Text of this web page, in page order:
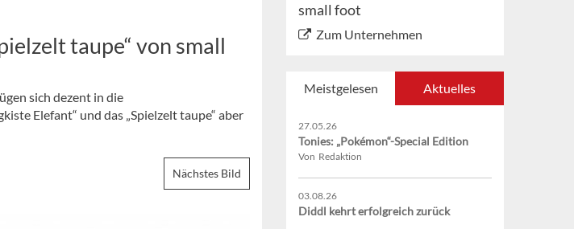
taupe“ von small
sich dezent in die
Elefant“ und das „Spielzelt taupe“ aber
Nächstes Bild
small foot
Zum Unternehmen
Meistgelesen Aktuelles
27.05.26
Tonies: „Pokémon“-Special Edition
Von Redaktion
03.08.26
Diddl kehrt erfolgreich zurück